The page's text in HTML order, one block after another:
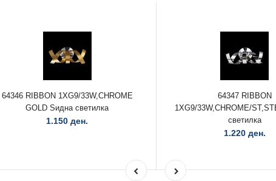
64346 RIBBON 1XG9/33W,CHROME
GOLD Ѕидна светилка
1.150 ден.
64347 RIBBON
1XG9/33W,CHROME/
светилка
1.220 ден.